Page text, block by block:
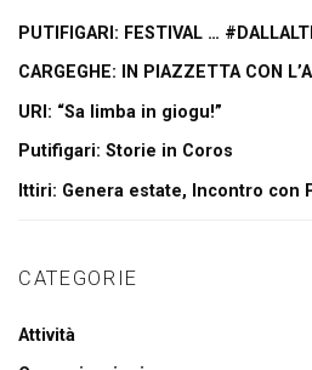
PUTIFIGARI: FESTIVAL …
CARGEGHE: IN PIAZZETTA CON
URI: “Sa limba in giogu!”
Putifigari: Storie in Coros
Ittiri: Genera estate, Incontro con
CATEGORIE
Attività